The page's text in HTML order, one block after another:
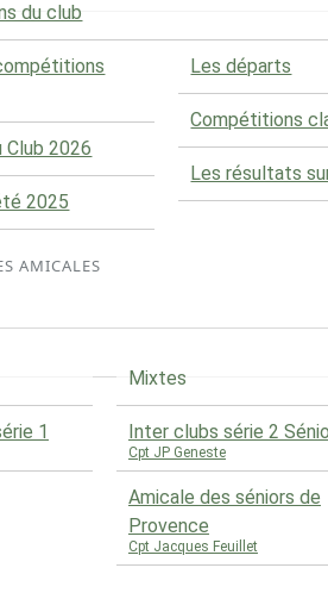
du club
Club 2026
2025
Les départs
Compétitions
Les résultats
AMICALES
1
Mixtes
Inter clubs série 2
Cpt JP Geneste
Amicale des séniors de
Provence
Cpt Jacques Feuillet